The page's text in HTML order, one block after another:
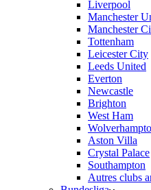
Liverpool
Manchester
Manchester
Tottenham
Leicester City
Leeds United
Everton
Newcastle
Brighton
West Ham
Aston Villa
Crystal Palace
Southampton
Autres clubs